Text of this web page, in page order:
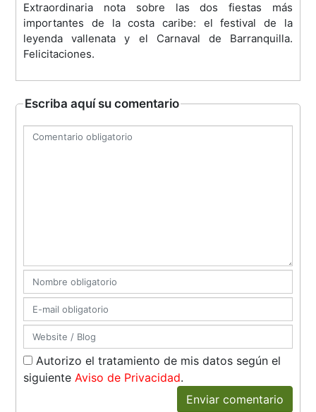
Extraordinaria nota sobre las dos fiestas más
importantes de la costa caribe: el festival de la
leyenda vallenata y el Carnaval de Barranquilla.
Felicitaciones.
Escriba aquí su comentario
Autorizo el tratamiento de mis datos según el
siguienteAviso de Privacidad.
Enviar comentario